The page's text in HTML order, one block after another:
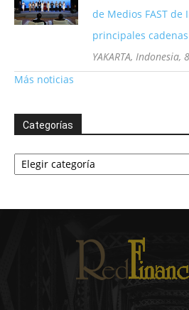
de Medios FAST
principales
YAKARTA,
Más noticias
Categorías
Categorías